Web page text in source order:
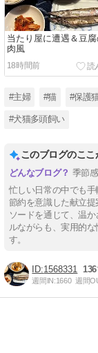
当たり屋に遭遇＆豆
肉風
18時間前
#主婦 #猫 #保護
#犬猫多頭飼い
このブログのここ
季節
忙しい日常の中でも
節約を意識した献立
ソードを通じて、温
ルながらも、実用的
す。
1568331 136
週間IN:1660 週間